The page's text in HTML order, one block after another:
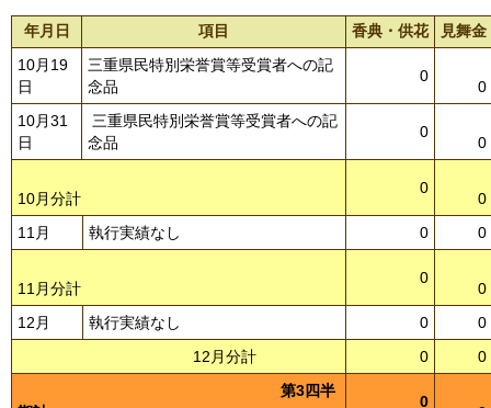
年月日 項目 香典・供花
見舞金
10月19
日
三重県民特別栄誉賞等受賞者への記
念品
0
0
10月31
日
三重県民特別栄誉賞等受賞者への記
念品
0
0
10月分計
0
0
11月
執行実績なし 0 0
11月分計
0
0
12月
執行実績なし 0
0
12月分計
0
0
第3四半
0